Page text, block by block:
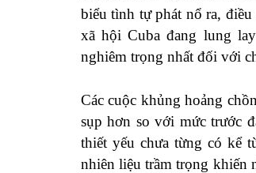
biểu tình tự phát nổ ra,
xã hội Cuba đang lung
nghiêm trọng nhất đối với
Các cuộc khủng hoảng
sụp hơn so với mức trước
thiết yếu chưa từng có kể
nhiên liệu trầm trọng khiến